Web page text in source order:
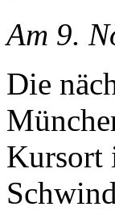
Am 9.
Die
Kursort